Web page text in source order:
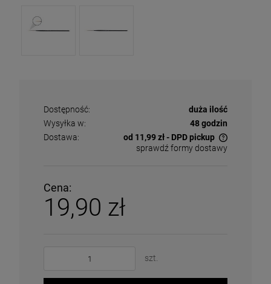
Dostępność:
duża ilość
Wysyłka w:
48 godzin
Dostawa:
od 11,99 zł- DPD pickup
Cena nie zawiera ewentualnych kosztów płatności
sprawdź formy dostawy
Cena:
19,90 zł
szt.